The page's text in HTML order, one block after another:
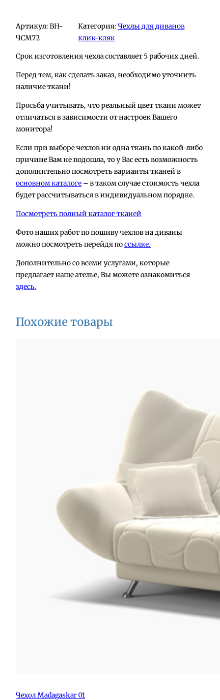
Артикул: BH-
ЧСМ72
Категория: Чехлы для диванов
клик-кляк
Срок изготовления чехла составляет 5 рабочих дней.
Перед тем, как сделать заказ, необходимо уточнить
наличие ткани!
Просьба учитывать, что реальный цвет ткани может
отличаться в зависимости от настроек Вашего
монитора!
Если при выборе чехлов ни одна ткань по какой-либо
причине Вам не подошла, то у Вас есть возможность
дополнительно посмотреть варианты тканей в
основном каталоге – в таком случае стоимость чехла
будет рассчитываться в индивидуальном порядке.
Посмотреть полный каталог тканей
Фото наших работ по пошиву чехлов на диваны
можно посмотреть перейдя поссылке.
Дополнительно со всеми услугами, которые
предлагает наше ателье, Вы можете ознакомиться
здесь.
Похожие товары
Чехол Madagaskar 01